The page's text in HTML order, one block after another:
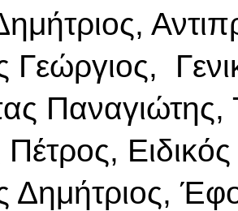
Γεώργιος,
Παναγιώτης,
Πέτρος,
Δημήτριος,